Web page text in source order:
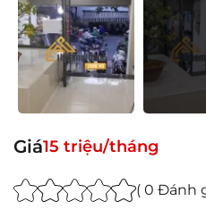
Giá15 triệu/tháng
( 0 Đánh